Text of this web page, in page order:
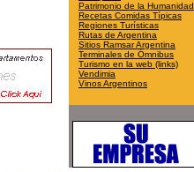
Patrimonio de la Humanidad
Recetas Comidas Típicas
Regiones Turísticas
Rutas de Argentina
Sitios Ramsar Argentina
Terminales de Ómnibus
Turismo en la web (links)
Vendimia
Vinos Argentinos